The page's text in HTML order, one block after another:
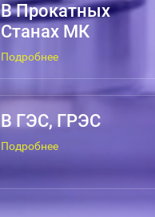
В Прокатных
Станах МК
Подробнее
В ГЭС, ГРЭС
Подробнее